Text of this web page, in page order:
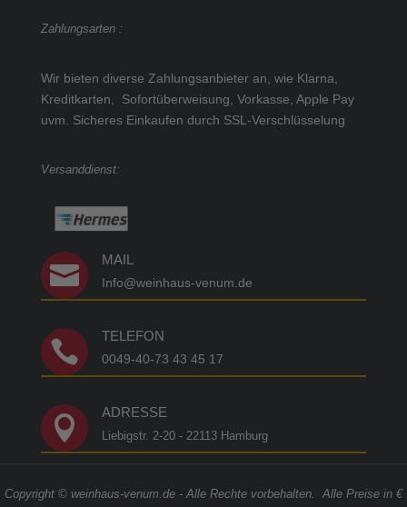
Zahlungsarten :
Wir bieten diverse Zahlungsanbieter an, wie Klarna,
Kreditkarten, Sofortüberweisung, Vorkasse, Apple Pay
uvm. Sicheres Einkaufen durch SSL-Verschlüsselung
Versanddienst:

MAIL
Info@weinhaus-venum.de

TELEFON
0049-40-73 43 45 17

ADRESSE
Liebigstr. 2-20 - 22113 Hamburg
Copyright © weinhaus-venum.de - Alle Rechte vorbehalten. Alle Preise in €